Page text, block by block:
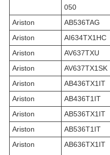
050
Ariston
AB536TAG
Ariston
AI634TX1HC
Ariston
AV637TXU
Ariston
AV637TX1SK
Ariston
AB436TX1IT
Ariston
AB436T1IT
Ariston
AB536TX1IT
Ariston
AB536T1IT
Ariston
AB636TX1IT